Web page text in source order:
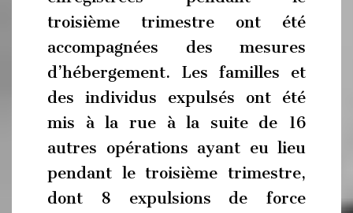
troisième trimestre ont été
accompagnées des mesures
d’hébergement. Les familles et
des individus expulsés ont été
mis à la rue à la suite de 16
autres opérations ayant eu lieu
pendant le troisième trimestre,
dont 8 expulsions de force